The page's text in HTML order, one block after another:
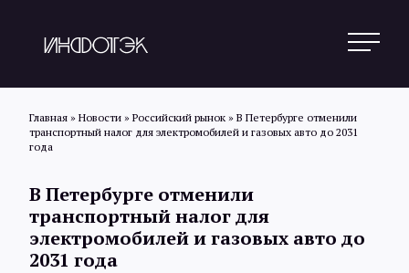
Новости
Главная » Новости » Российский рынок » В Петербурге отменили
транспортный налог для электромобилей и газовых авто до 2031
года
В Петербурге отменили
транспортный налог для
электромобилей и газовых авто до
2031 года